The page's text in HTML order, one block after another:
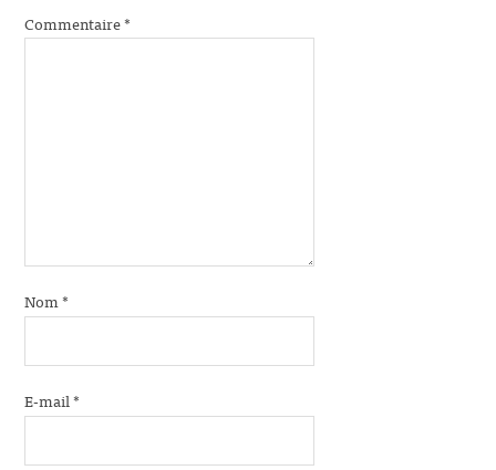
Commentaire*
Nom*
E-mail*